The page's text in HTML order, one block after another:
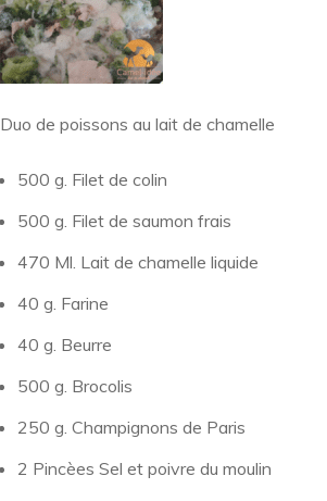
Duo de poissons au lait de chamelle
500 g. Filet de colin
500 g. Filet de saumon frais
470 Ml. Lait de chamelle liquide
40 g. Farine
40 g. Beurre
500 g. Brocolis
250 g. Champignons de Paris
2 Pincèes Sel et poivre du moulin